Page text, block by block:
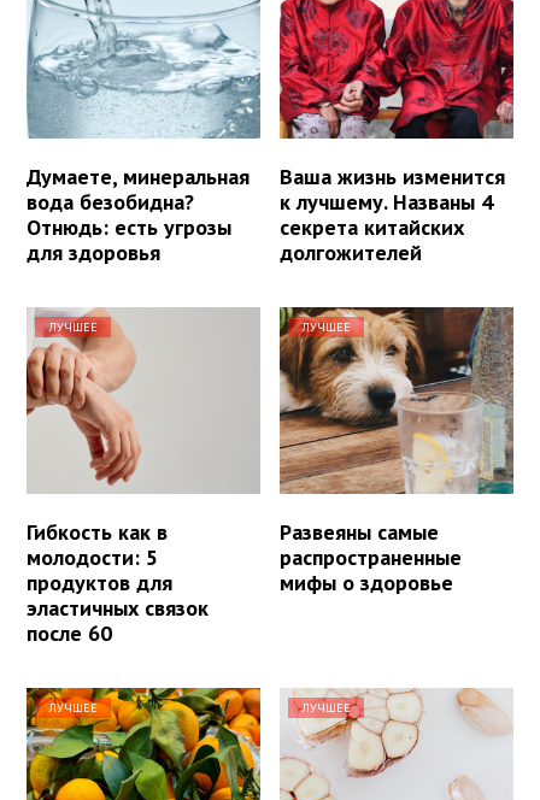
Думаете, минеральная
вода безобидна?
Отнюдь: есть угрозы
для здоровья
Ваша жизнь изменится
к лучшему. Названы 4
секрета китайских
долгожителей
ЛУЧШЕЕ
Гибкость как в
молодости: 5
продуктов для
эластичных связок
после 60
ЛУЧШЕЕ
Развеяны самые
распространенные
мифы о здоровье
ЛУЧШЕЕ ЛУЧШЕЕ